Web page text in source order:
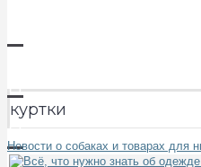
куртки
Новости о собаках и товарах для